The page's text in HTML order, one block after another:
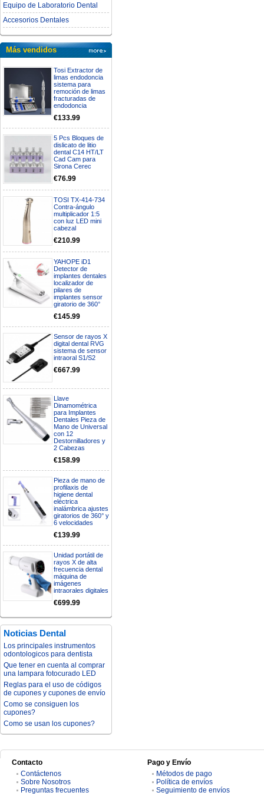
Equipo de Laboratorio Dental
Accesorios Dentales
Más vendidos
Tosi Extractor de
limas endodoncia
sistema para
remoción de limas
fracturadas de
endodoncia
€133.99
5 Pcs Bloques de
dislicato de litio
dental C14 HT/LT
Cad Cam para
Sirona Cerec
€76.99
TOSI TX-414-734
Contra-ángulo
multiplicador 1:5
con luz LED mini
cabezal
€210.99
YAHOPE iD1
Detector de
implantes dentales
localizador de
pilares de
implantes sensor
giratorio de 360°
€145.99
Sensor de rayos X
digital dental RVG
sistema de sensor
intraoral S1/S2
€667.99
Llave
Dinamométrica
para Implantes
Dentales Pieza de
Mano de Universal
con 12
Destornilladores y
2 Cabezas
€158.99
Pieza de mano de
profilaxis de
higiene dental
eléctrica
inalámbrica ajustes
giratorios de 360° y
6 velocidades
€139.99
Unidad portátil de
rayos X de alta
frecuencia dental
máquina de
imágenes
intraorales digitales
€699.99
Noticias Dental
Los principales instrumentos
odontologicos para dentista
Que tener en cuenta al comprar
una lampara fotocurado LED
Reglas para el uso de códigos
de cupones y cupones de envío
Como se consiguen los
cupones?
Como se usan los cupones?
Contacto
Contáctenos
Sobre Nosotros
Preguntas frecuentes
Pago y Envío
Métodos de pago
Política de envíos
Seguimiento de envíos